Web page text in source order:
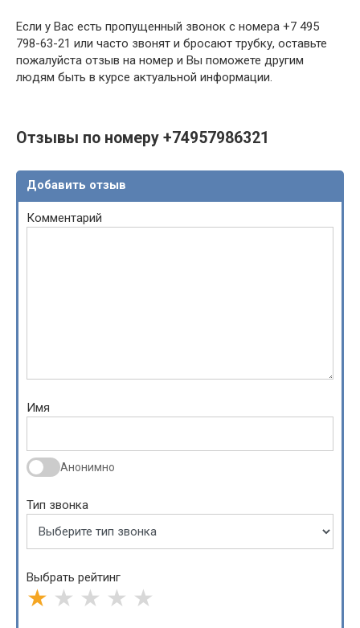
Если у Вас есть пропущенный звонок с номера +7 495
798-63-21 или часто звонят и бросают трубку, оставьте
пожалуйста отзыв на номер и Вы поможете другим
людям быть в курсе актуальной информации.
Отзывы по номеру +74957986321
Добавить отзыв
Комментарий
Имя
Анонимно
Тип звонка
Выбрать рейтинг
★ ★ ★ ★ ★